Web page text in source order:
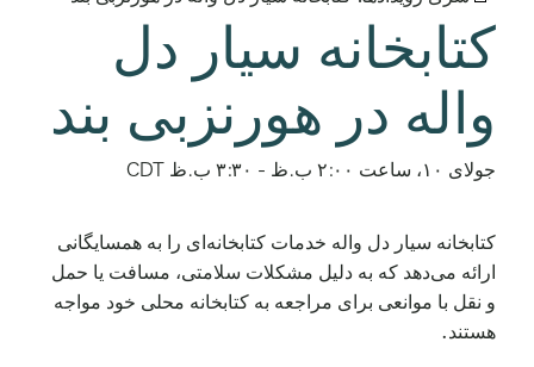
کتابخانه سیار دل
واله در هورنزبی بند
جولای ۱۰، ساعت ۲:۰۰ ب.ظ - ۳:۳۰ ب.ظ CDT
کتابخانه سیار دل واله خدمات کتابخانه‌ای را به همسایگانی
ارائه می‌دهد که به دلیل مشکلات سلامتی، مسافت یا حمل
و نقل با موانعی برای مراجعه به کتابخانه محلی خود مواجه
هستند.